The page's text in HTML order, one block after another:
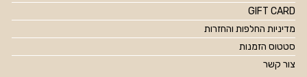
GIFT CARD
מדיניות החלפות והחזרות
סטטוס הזמנות
צור קשר